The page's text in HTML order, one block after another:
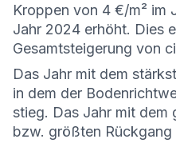
Kroppen von 4 €/m² im
Jahr 2024 erhöht. Dies
Gesamtsteigerung von
Das Jahr mit dem
in dem der
stieg. Das Jahr mit dem
bzw. größten